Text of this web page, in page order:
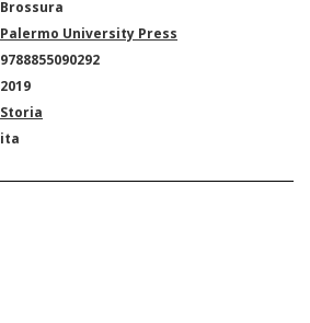
Brossura
Palermo University Press
9788855090292
2019
Storia
ita